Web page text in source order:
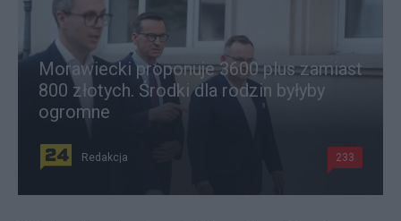
Morawiecki proponuje 3600 plus zamiast
800 złotych. Środki dla rodzin byłyby
ogromne
Redakcja 233